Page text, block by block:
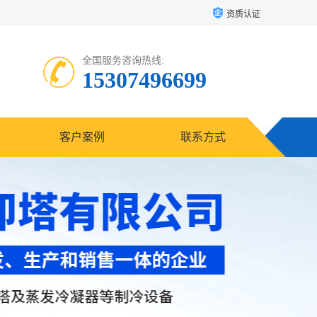
资质认证
全国服务咨询热线:
15307496699
客户案例 联系方式